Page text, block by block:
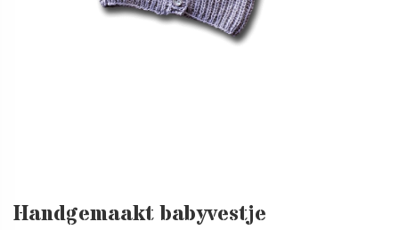
Handgemaakt babyvestje